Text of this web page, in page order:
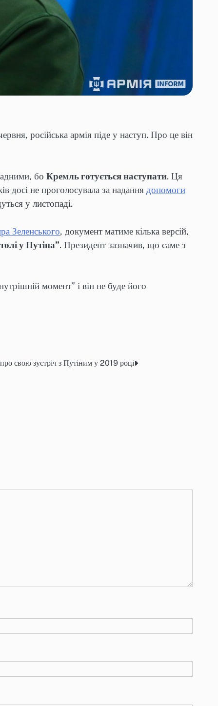
російська армія піде у наступ. Про це він
бо Кремль готується наступати. Ця
досі не проголосувала за надання допомоги
у листопаді.
Зеленського, документ матиме кілька версій,
у Путіна”. Президент зазначив, що саме з
момент” і він не буде його
свою зустріч з Путіним у 2019 році